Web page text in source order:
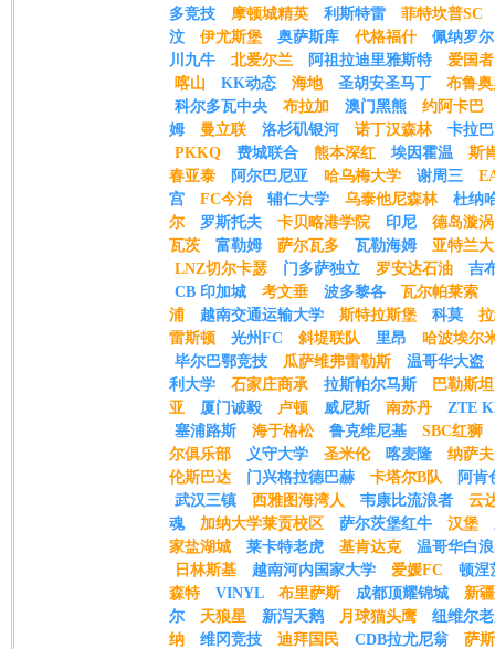
多竞技
摩顿城精英 利斯特雷
菲特坎普SC
汶
伊尤斯堡 奥萨斯库 代格福什
佩纳罗尔
川九牛
北爱尔兰 阿祖拉迪里雅斯特
爱国
喀山
KK动态 海地 圣胡安圣马丁
布鲁
科尔多瓦中央
布拉加 澳门黑熊
约阿卡巴
姆
曼立联 洛杉矶银河 诺丁汉森林
卡拉
PKKQ
费城联合 熊本深红 埃因霍温
斯
春亚泰
阿尔巴尼亚 哈乌梅大学 谢周三
宫
FC今治 辅仁大学 乌泰他尼森林
杜纳
尔
罗斯托夫 卡贝略港学院 印尼
德岛漩涡
瓦茨
富勒姆 萨尔瓦多 瓦勒海姆
亚特兰大
LNZ切尔卡瑟
门多萨独立 罗安达石油
吉
CB 印加城
考文垂 波多黎各 瓦尔帕莱索
浦
越南交通运输大学 斯特拉斯堡 科莫
雷斯顿
光州FC 斜堤联队 里昂
哈波埃尔
毕尔巴鄂竞技
瓜萨维弗雷勒斯
温哥华大盗
利大学
石家庄商承 拉斯帕尔马斯
巴勒斯坦
亚
厦门诚毅 卢顿 威尼斯 南苏丹
ZTE
塞浦路斯
海于格松 鲁克维尼基
SBC红狮
尔俱乐部
义守大学 圣米伦 喀麦隆
纳萨夫
伦斯巴达
门兴格拉德巴赫 卡塔尔B队
阿肯
武汉三镇
西雅图海湾人 韦康比流浪者
云
魂
加纳大学莱贡校区 萨尔茨堡红牛 汉堡
家盐湖城
莱卡特老虎 基肯达克
温哥华白浪
日林斯基
越南河内国家大学 爱媛FC
顿涅
森特
VINYL 布里萨斯 成都顶耀锦城
新
尔
天狼星 新泻天鹅 月球猫头鹰
纽维尔
纳
维冈竞技 迪拜国民 CDB拉尤尼翁
萨